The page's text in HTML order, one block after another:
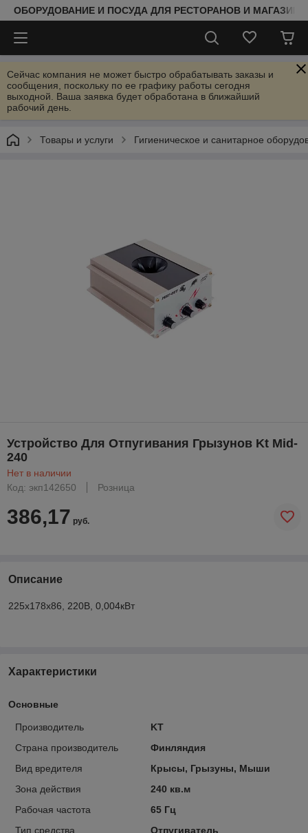
ОБОРУДОВАНИЕ И ПОСУДА ДЛЯ РЕСТОРАНОВ И
Сейчас компания не может быстро обрабатывать заказы и
сообщения, поскольку по ее графику работы сегодня
выходной. Ваша заявка будет обработана в ближайший
рабочий день.
Товары и услуги Гигиеническое и санитарное
Устройство Для Отпугивания Грызунов Kt Mid-
240
Нет в наличии
Код: экп142650
Розница
386,17 руб.
Описание
225х178х86, 220В, 0,004кВт
Характеристики
Основные
Производитель
KT
Страна производитель
Финляндия
Вид вредителя
Крысы, Грызуны, Мыши
Зона действия
240 кв.м
Рабочая частота
65 Гц
Тип средства
Отпугиватель